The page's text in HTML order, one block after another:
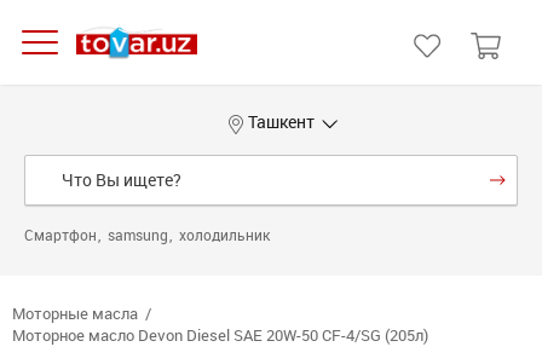
Ташкент
Смартфон samsung холодильник
Моторные масла
Моторное масло Devon Diesel SAE 20W-50 CF-4/SG (205л)